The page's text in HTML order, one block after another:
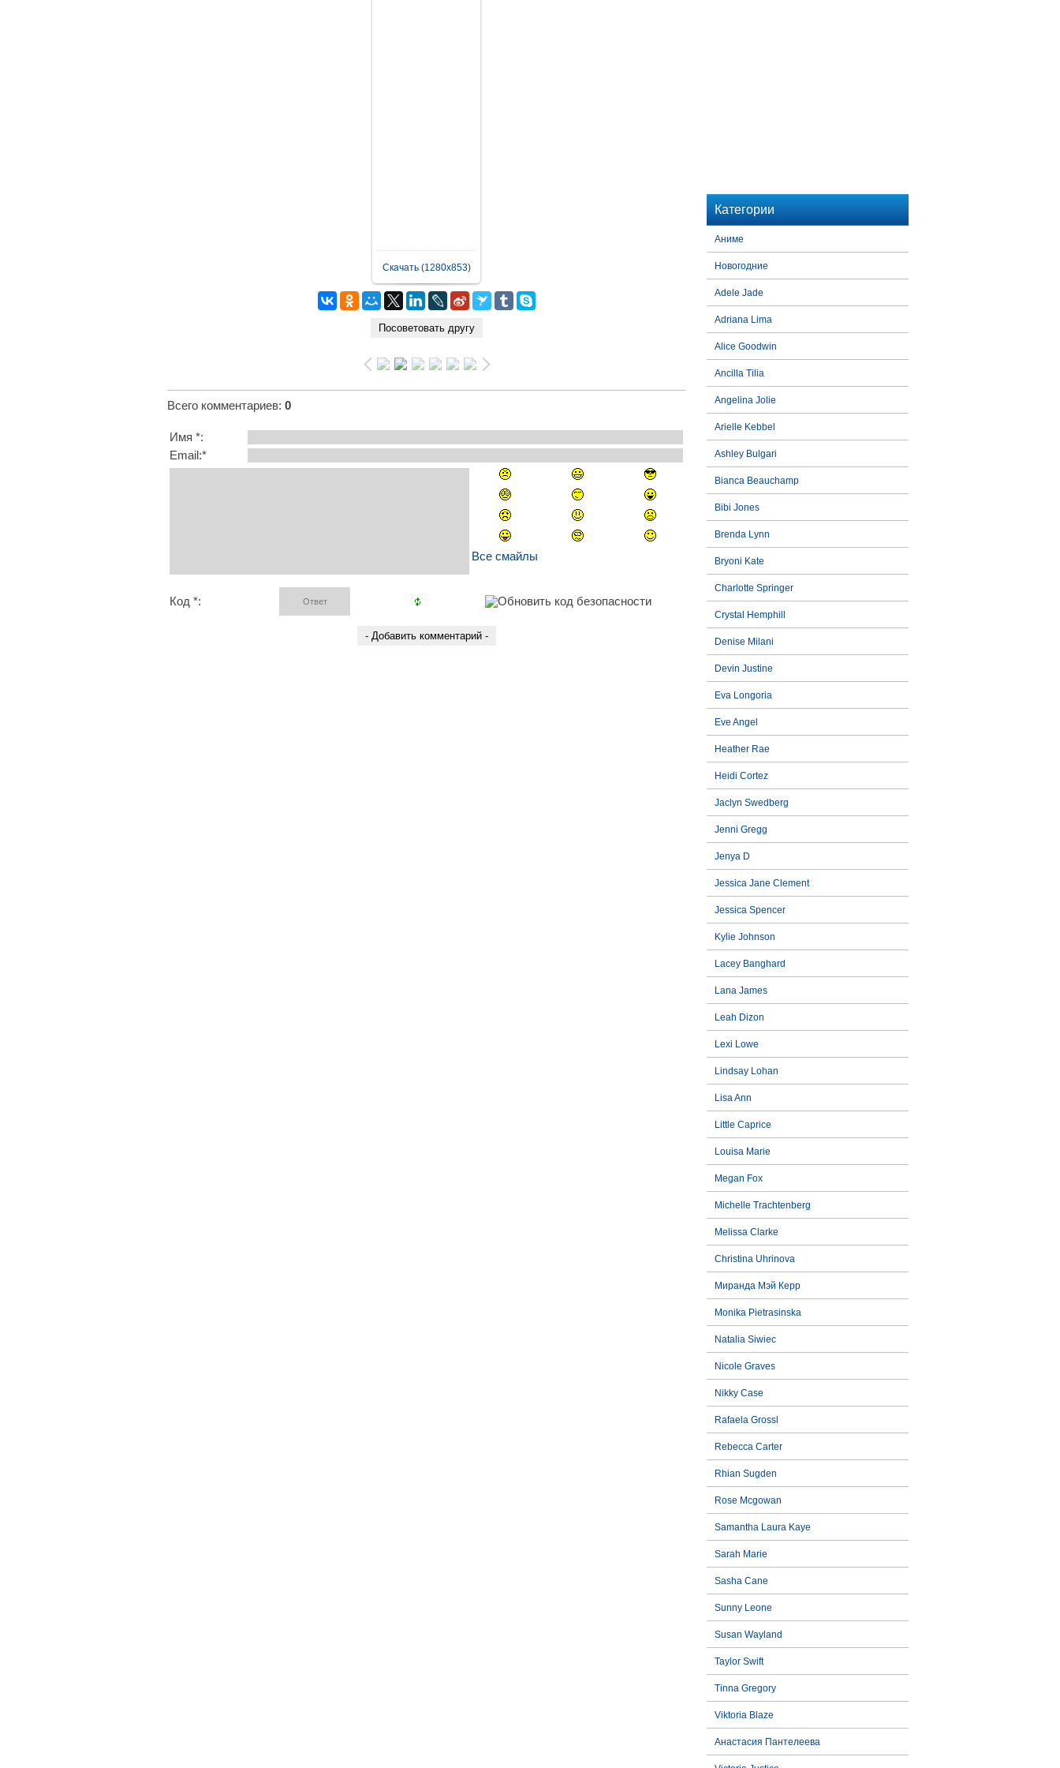
Скачать (1280x853)
Всего комментариев: 0
Имя *:
Email:*
Все смайлы
Код *:
Категории
Аниме
Новогодние
Adele Jade
Adriana Lima
Alice Goodwin
Ancilla Tilia
Angelina Jolie
Arielle Kebbel
Ashley Bulgari
Bianca Beauchamp
Bibi Jones
Brenda Lynn
Bryoni Kate
Charlotte Springer
Crystal Hemphill
Denise Milani
Devin Justine
Eva Longoria
Eve Angel
Heather Rae
Heidi Cortez
Jaclyn Swedberg
Jenni Gregg
Jenya D
Jessica Jane Clement
Jessica Spencer
Kylie Johnson
Lacey Banghard
Lana James
Leah Dizon
Lexi Lowe
Lindsay Lohan
Lisa Ann
Little Caprice
Louisa Marie
Megan Fox
Michelle Trachtenberg
Melissa Clarke
Christina Uhrinova
Миранда Мэй Керр
Monika Pietrasinska
Natalia Siwiec
Nicole Graves
Nikky Case
Rafaela Grossl
Rebecca Carter
Rhian Sugden
Rose Mcgowan
Samantha Laura Kaye
Sarah Marie
Sasha Cane
Sunny Leone
Susan Wayland
Taylor Swift
Tinna Gregory
Viktoria Blaze
Анастасия Пантелеева